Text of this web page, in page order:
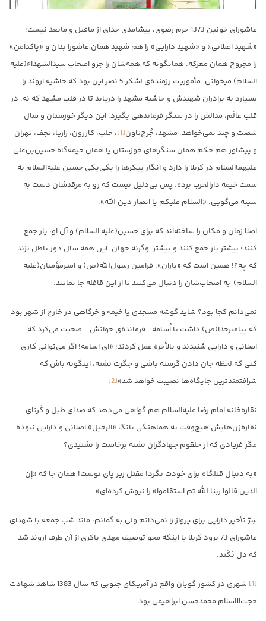
عاشورای خونین 1373 حرم رضوی، پیشامدی جدای از ماقبل و مابعد نیست؛
«شهید اصلانی» و «شهید دارایی» را هم شهید همان عاشورا بدان و «پاکدامن»
را مجروح همان معرکه. همانگونه که همه‌شان را جزو اصحاب سیدالشهداء(علیه
السلام) میخوانی. مأموریت رزمنده‌ی لشکر 5 نصر این بود که حاشیه اروند را
بسپارد به برادران شهیدش و حاشیه مشهد را دریابد تا در قلب مشهد که نه، در
قلب عالَم، مدالش را در سنگر فرماندهی بگیرد. این دیگر خوزستان و سال
شصت و چند نمی‌خواهد. مشهد، جُرج‌تاون[1] ، حلب، کازرون، زاریا، نجف، تهران
و پیشاور هم حکم همان سنگرهای خوزستان یا همان خیمه‌گاه حسین‌بن‌علی
علیهماالسلام در کربلا را دارد و انگار پیکرها را یکی‌یکی حسین ‌علیه‌السلام به
سمت خیمه دارالحرب برده. پس بی‌دلیل نیست که رو به مرقدشان دست به
سینه می‌گویی: «السلام علیکم یا انصار دین الله».
اصلا زمان و مکان را ساخته‌اند که برای حسین(علیه السلام) و آل او، یار جمع
کنند؛ بیشتر یار جمع کنند و بیشتر. وگرنه جهان، این همه سال دور باطل بزند
که چه؟! همین است که «یاران»، فرامین رسول‌الله(ص) و امیرمؤمنان(علیه
السلام) به اصحاب‌شان را دنبال می‌کنند تا از این قافله جا نمانند.
نمی‌دانم کجا بود؟ شاید گوشه مسجدی یا خیمه و خرگاهی در خارج از شهر بود
که پیامبرخدا(ص) داشت با اُسامه -فرمانده‌ی جوانش- صحبت می‌کرد که
اصلانی و دارایی شنیدند و بالأخره عمل کردند؛ «ای اسامه! اگر می‌توانی کاری
کنی که لحظه جان دادن گرسنه باشی و جگرت تشنه، اینگونه باش که
شرافتمندترین جایگاه‌ها نصیبت خواهد شد»‏[2]
نقاره‌خانه امام رضا علیه‌السلام هم گواهی می‌دهد که صدای طبل و کَرنای
نقاره‌زن‌هایش هیچ‌وقت به هماهنگی بانگ «الرحیل» اصلانی و دارایی نبوده.
مگر فریادی که از حلقوم جهادگران تشنه‌ برخاست را نشنیدی؟
«به دنبال قتلگاه برای خودت نگرد! مقتل زیر پای توست! همان جا که «إن
الذین قالوا ربنا الله ثم استقاموا» را نیوش کرده‌ای».
سِرّ تأخیر دارایی برای پرواز را نمی‌دانم ولی به گمانم، ماند شب جمعه با شهدای
عاشورای 73 برود کربلا یا اینکه محو توصیف مهدی باکری از آن طرف اروند شد
که دل نَکَند.
[1]
شهری در کشور گویان واقع در آمریکای جنوبی که سال 1383 شاهد شهادت
حجت‌الاسلام محمدحسن ابراهیمی بود.